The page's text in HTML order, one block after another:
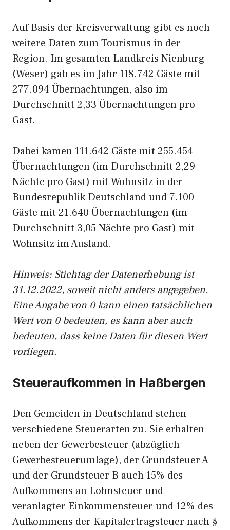
Auf Basis der Kreisverwaltung gibt es noch
weitere Daten zum Tourismus in der
Region. Im gesamten Landkreis Nienburg
(Weser) gab es im Jahr 118.742 Gäste mit
277.094 Übernachtungen, also im
Durchschnitt 2,33 Übernachtungen pro
Gast.
Dabei kamen 111.642 Gäste mit 255.454
Übernachtungen (im Durchschnitt 2,29
Nächte pro Gast) mit Wohnsitz in der
Bundesrepublik Deutschland und 7.100
Gäste mit 21.640 Übernachtungen (im
Durchschnitt 3,05 Nächte pro Gast) mit
Wohnsitz im Ausland.
Hinweis: Stichtag der Datenerhebung ist
31.12.2022, soweit nicht anders angegeben.
Eine Angabe von 0 kann einen tatsächlichen
Wert von 0 bedeuten, es kann aber auch
bedeuten, dass keine Daten für diesen Wert
vorliegen.
Steueraufkommen in Haßbergen
Den Gemeiden in Deutschland stehen
verschiedene Steuerarten zu. Sie erhalten
neben der Gewerbesteuer (abzüglich
Gewerbesteuerumlage), der Grundsteuer A
und der Grundsteuer B auch 15% des
Aufkommens an Lohnsteuer und
veranlagter Einkommensteuer und 12% des
Aufkommens der Kapitalertragsteuer nach §